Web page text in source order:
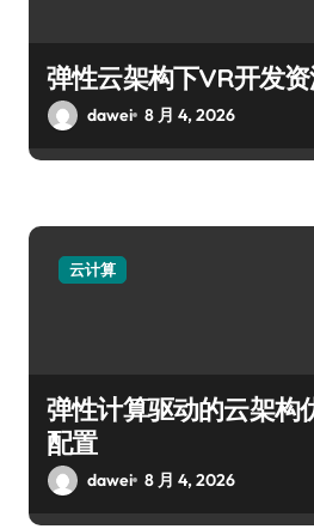
弹性云架构下VR开发
dawei 8 月 4, 2026
云计算
弹性计算驱动的云架构
配置
dawei 8 月 4, 2026